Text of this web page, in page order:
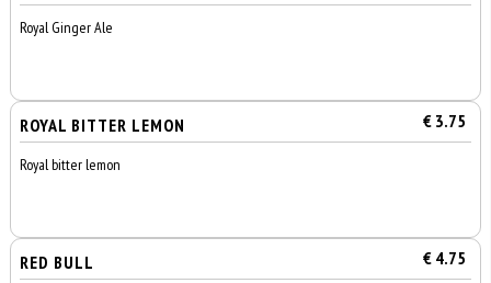
Royal Ginger Ale
ROYAL BITTER LEMON € 3.75
Royal bitter lemon
RED BULL € 4.75